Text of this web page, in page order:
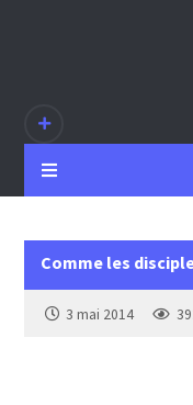
Comme les
3 mai 2014